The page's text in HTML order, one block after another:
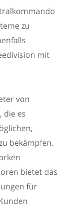
zu
mit
von
die es
bekämpfen.
bietet das
für